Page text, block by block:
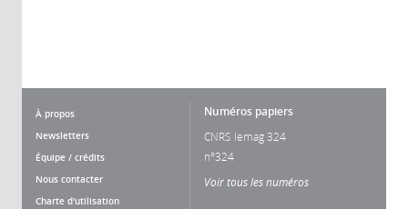
À propos
Newsletters
Équipe / crédits
Nous contacter
Charte d'utilisation
Numéros papiers
CNRS lemag 324
n°324
Voir tous les numéros